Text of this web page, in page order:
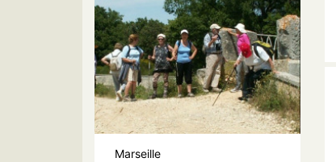
Marseille